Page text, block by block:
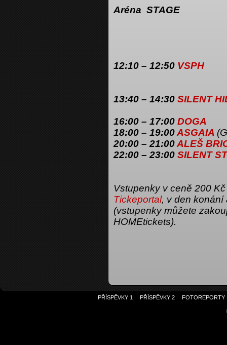
Aréna STAGE
12:10 – 12:50 VSPH
13:40 – 14:30 SILENT
16:00 – 17:00 DOGA
18:00 – 19:00ASGAIA
20:00 – 21:00ALEŠ
22:00 – 23:00 SILENT
Vstupenky v ceně 200
Tickeportal, v den konání
(vstupenky můžete
HOMEtickets).
PŘÍSPĚVKY 1 PŘÍSPĚVKY 2 FOTOREPORTY